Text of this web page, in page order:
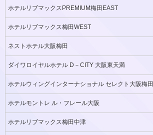
ホテルリブマックスPREMIUM梅田EAST
ホテルリブマックス梅田WEST
ネストホテル大阪梅田
ダイワロイヤルホテル D－CITY 大阪東天満
ホテルウィングインターナショナル セレクト大阪梅田
ホテルモントレ ル・フレール大阪
ホテルリブマックス梅田中津